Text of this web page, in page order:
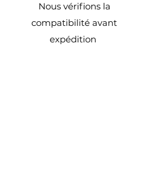
Nous vérifions la
compatibilité avant
expédition